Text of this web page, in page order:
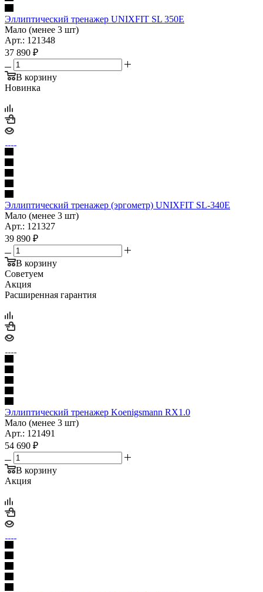
Эллиптический тренажер UNIXFIT SL 350Е
Мало (менее 3 шт)
Арт.: 121348
37 890 ₽
В корзину
Новинка
Эллиптический тренажер (эргометр) UNIXFIT SL-340E
Мало (менее 3 шт)
Арт.: 121327
39 890 ₽
В корзину
Советуем
Акция
Расширенная гарантия
Эллиптический тренажер Koenigsmann RX1.0
Мало (менее 3 шт)
Арт.: 121491
54 690 ₽
В корзину
Акция